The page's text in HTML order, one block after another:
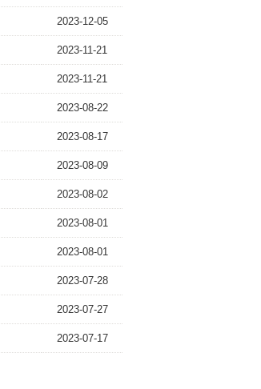
2023-12-05
2023-11-21
2023-11-21
2023-08-22
2023-08-17
2023-08-09
2023-08-02
2023-08-01
2023-08-01
2023-07-28
2023-07-27
2023-07-17